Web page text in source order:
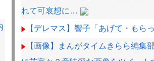
れて可哀想に…
【デレマス】響子「あげて・もらっ
【画像】まんがタイムきらら編集